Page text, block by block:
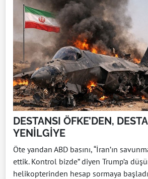
DESTANSI ÖFKE’DEN,
YENİLGİYE
Öte yandan ABD basını, “İran’ın
ettik. Kontrol bizde” diyen Trump’a
helikopterinden hesap sormaya başladı.